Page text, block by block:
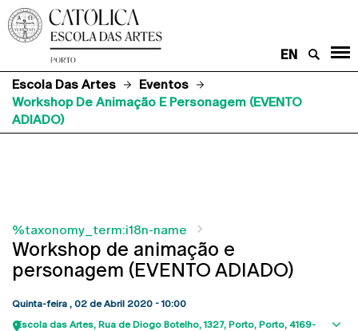
EN
Escola Das Artes
Eventos
Workshop De Animação E Personagem (EVENTO
ADIADO)
%taxonomy_term:i18n-name
Workshop de animação e
personagem (EVENTO ADIADO)
Quinta-feira , 02 de Abril 2020 - 10:00
Escola das Artes Rua de Diogo Botelho, 1327 Porto Porto 4169-